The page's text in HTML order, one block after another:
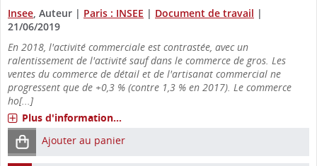
Insee , Auteur | Paris : INSEE | Document de travail |
21/06/2019
En 2018, l'activité commerciale est contrastée, avec un
ralentissement de l'activité sauf dans le commerce de gros. Les
ventes du commerce de détail et de l'artisanat commercial ne
progressent que de +0,3 % (contre 1,3 % en 2017). Le commerce
ho[...]
Plus d'information...
Ajouter au panier